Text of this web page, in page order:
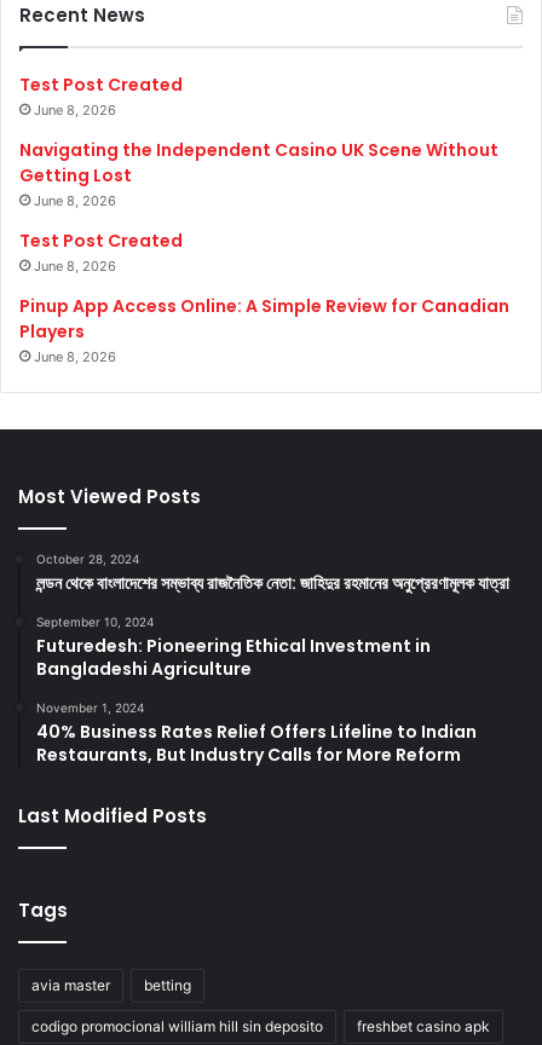
Recent News
Test Post Created
June 8, 2026
Navigating the Independent Casino UK Scene Without
Getting Lost
June 8, 2026
Test Post Created
June 8, 2026
Pinup App Access Online: A Simple Review for Canadian
Players
June 8, 2026
Most Viewed Posts
October 28, 2024
লন্ডন থেকে বাংলাদেশের সম্ভাব্য রাজনৈতিক নেতা: জাহিদুর রহমানের অনুপ্রেরণামূলক যাত্রা
September 10, 2024
Futuredesh: Pioneering Ethical Investment in
Bangladeshi Agriculture
November 1, 2024
40% Business Rates Relief Offers Lifeline to Indian
Restaurants, But Industry Calls for More Reform
Last Modified Posts
Tags
avia master betting
codigo promocional william hill sin deposito freshbet casino apk